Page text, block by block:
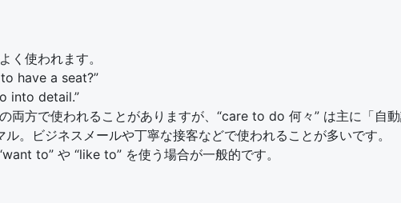
く使われます。
have a seat?”
into detail.”
両方で使われることがありますが、“care to do 何々” は主に「自
。ビジネスメールや丁寧な接客などで使われることが多いです。
to” や “like to” を使う場合が一般的です。